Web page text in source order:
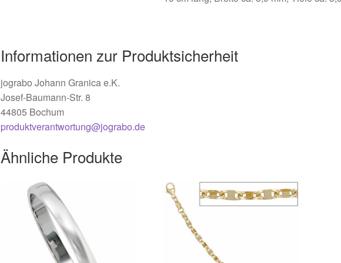
Informationen zur Produktsicherheit
jograbo Johann Granica e.K.
Josef-Baumann-Str. 8
44805 Bochum
produktverantwortung@jograbo.de
Ähnliche Produkte